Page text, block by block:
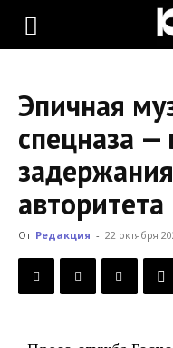
KLOOP.KG
Новости
Кыргызстана
Эпичная
спецназа —
От Редакция - 22 октября